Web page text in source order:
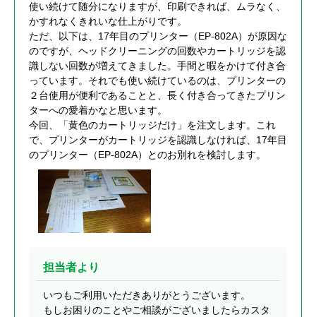
使い続けて随分になりますが、印刷できれば、ムラなく、
かすれなくきれいな仕上がりです。
ただ、以下は、17年目のプリンター（EP-802A）が原因な
のですが、ヘッドクリーニングの回数やカートリッジを認
識しない回数が増えてきました。手間と暇をかけて付き合
っています。それでも使い続けているのは、プリンターの
２台使用が便利であることと、長く付き合ってきたプリン
ターへの愛着かなと思います。
今回、「黄色のカートリッジだけ」を注文します。これ
で、プリンターがカートリッジを認識しなければ、17年目
のプリンター（EP-802A）とのお別れを検討します。
担当者より
いつもご利用いただきありがとうございます。
もしお困りのことやご相談がございましたらカスタ